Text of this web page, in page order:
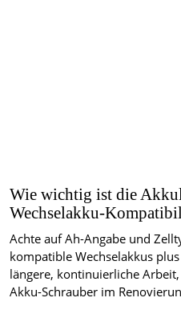
Wie wichtig ist die
Wechselakku-
Achte auf Ah-Angabe und
kompatible Wechselakkus
längere, kontinuierliche
Akku-Schrauber im